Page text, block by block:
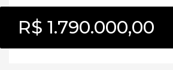
R$ 1.790.000,00